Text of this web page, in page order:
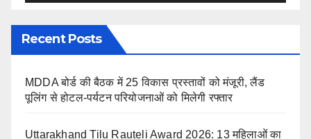
Recent Posts
MDDA बोर्ड की बैठक में 25 विकास प्रस्तावों को मंजूरी, लैंड
पूलिंग से होटल-पर्यटन परियोजनाओं को मिलेगी रफ्तार
Uttarakhand Tilu Rauteli Award 2026: 13 महिलाओं का